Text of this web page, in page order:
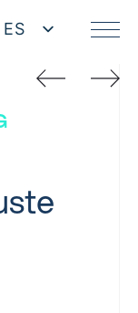
ES